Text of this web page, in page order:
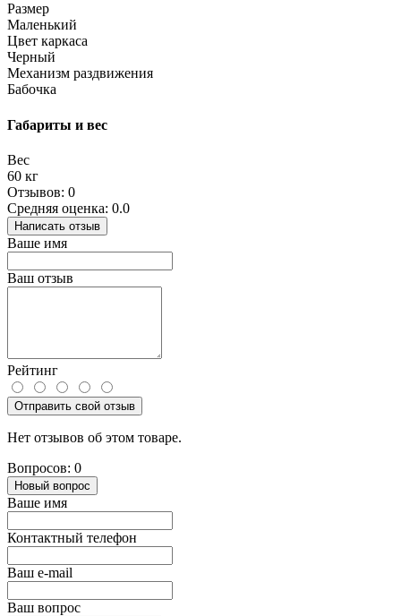
Размер
Маленький
Цвет каркаса
Черный
Механизм раздвижения
Бабочка
Габариты и вес
Вес
60 кг
Отзывов: 0
Средняя оценка: 0.0
Написать отзыв
Ваше имя
Ваш отзыв
Рейтинг
Отправить свой отзыв
Нет отзывов об этом товаре.
Вопросов: 0
Новый вопрос
Ваше имя
Контактный телефон
Ваш e-mail
Ваш вопрос